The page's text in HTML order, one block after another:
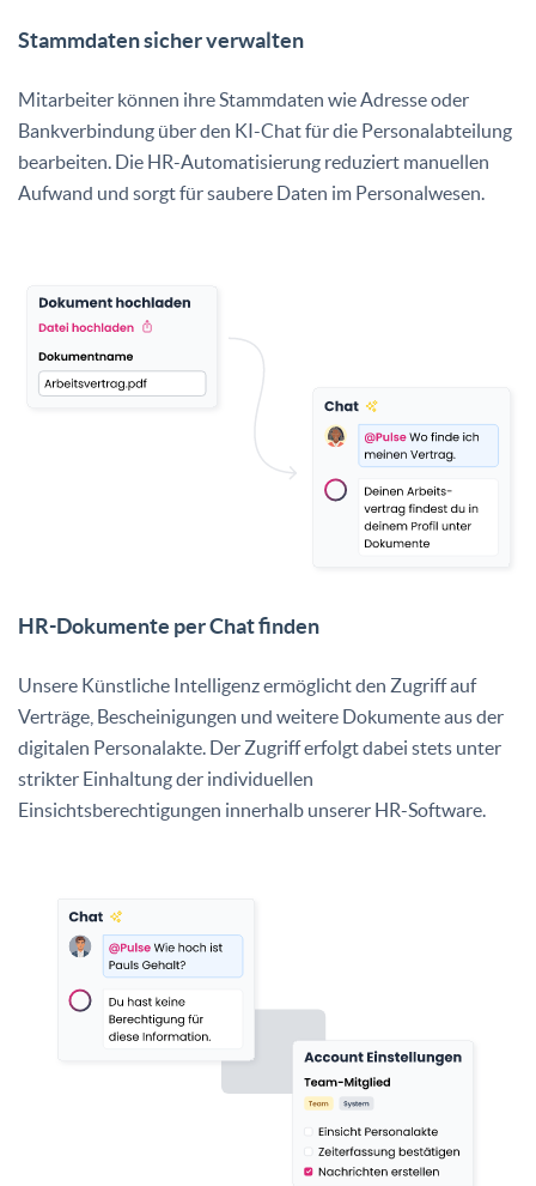
Stammdaten sicher verwalten
Mitarbeiter können ihre Stammdaten wie Adresse oder
Bankverbindung über den KI-Chat für die Personalabteilung
bearbeiten. Die HR-Automatisierung reduziert manuellen
Aufwand und sorgt für saubere Daten im Personalwesen.
HR-Dokumente per Chat finden
Unsere Künstliche Intelligenz ermöglicht den Zugriff auf
Verträge, Bescheinigungen und weitere Dokumente aus der
digitalen Personalakte. Der Zugriff erfolgt dabei stets unter
strikter Einhaltung der individuellen
Einsichtsberechtigungen innerhalb unserer HR-Software.